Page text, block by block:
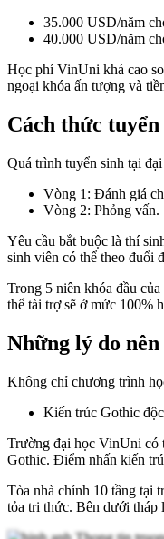
35.000 USD/năm
40.000 USD/năm
Học phí VinUni khá cao
ngoại khóa ấn tượng và
Cách thức
Quá trình tuyển sinh tại
Vòng 1: Đánh giá
Vòng 2: Phỏng vấn.
Yêu cầu bắt buộc là thí
sinh viên có thể theo đuổi
Trong 5 niên khóa đầu
thể tài trợ sẽ ở mức 100%
Những lý do
Không chỉ chương trình
Kiến trúc Gothic
Trường đại học VinUni có
Gothic. Điểm nhấn kiến
Tòa nhà chính 10 tầng tại
tỏa tri thức. Bên dưới tháp